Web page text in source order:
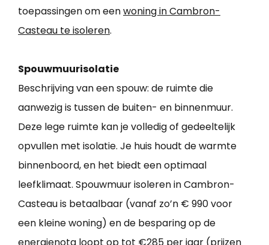
toepassingen om eenwoning in Cambron-
Casteau te isoleren.
Spouwmuurisolatie
Beschrijving van een spouw: de ruimte die
aanwezig is tussen de buiten- en binnenmuur.
Deze lege ruimte kan je volledig of gedeeltelijk
opvullen met isolatie. Je huis houdt de warmte
binnenboord, en het biedt een optimaal
leefklimaat. Spouwmuur isoleren in Cambron-
Casteau is betaalbaar (vanaf zo’n € 990 voor
een kleine woning) en de besparing op de